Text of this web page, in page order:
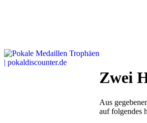
Zwei
Aus
auf folgendes